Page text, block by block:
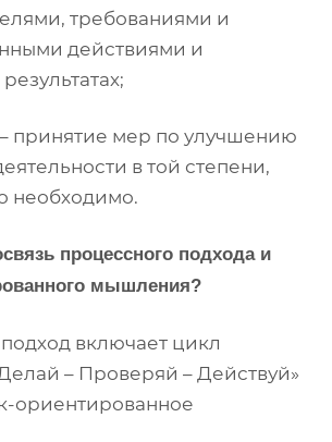
требованиями и
действиями и
принятие мер по улучшению
в той степени,
необходимо.
процессного подхода и
мышления?
включает цикл
– Проверяй – Действуй»
ориентированное